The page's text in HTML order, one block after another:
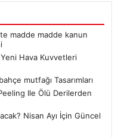
madde madde kanun
Yeni Hava Kuvvetleri
mutfağı Tasarımları
Ile Ölü Derilerden
Nisan Ayı İçin Güncel